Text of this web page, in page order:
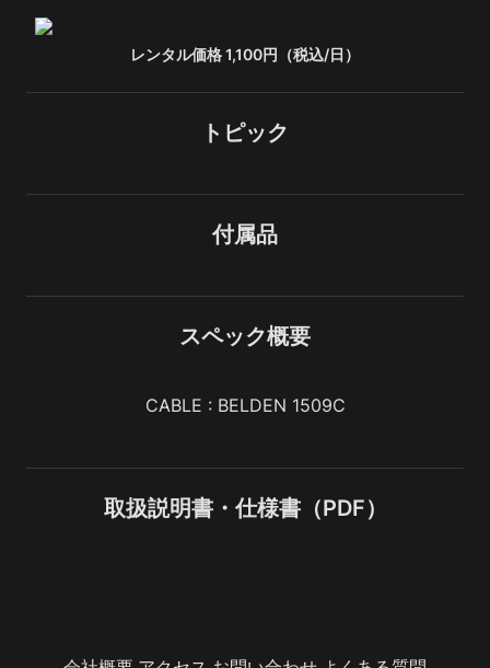
レンタル価格 1,100円（税込/日）
トピック
付属品
スペック概要
CABLE : BELDEN 1509C
取扱説明書・仕様書（PDF）